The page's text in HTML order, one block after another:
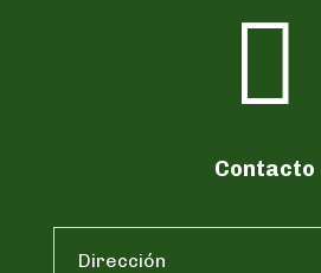

Contacto
Dirección